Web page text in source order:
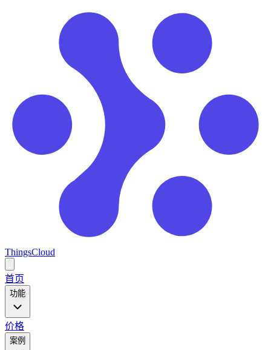
ThingsCloud
main
menu
首页
功能
价格
案例